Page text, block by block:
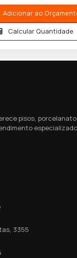
Adicionar ao
Calcular Quantidade
pisos,
3355